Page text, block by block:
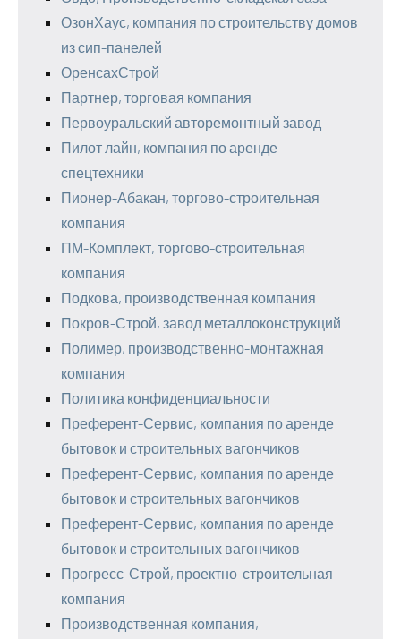
ОзонХаус, компания по строительству домов
из сип-панелей
ОренсахСтрой
Партнер, торговая компания
Первоуральский авторемонтный завод
Пилот лайн, компания по аренде
спецтехники
Пионер-Абакан, торгово-строительная
компания
ПМ-Комплект, торгово-строительная
компания
Подкова, производственная компания
Покров-Строй, завод металлоконструкций
Полимер, производственно-монтажная
компания
Политика конфиденциальности
Преферент-Сервис, компания по аренде
бытовок и строительных вагончиков
Преферент-Сервис, компания по аренде
бытовок и строительных вагончиков
Преферент-Сервис, компания по аренде
бытовок и строительных вагончиков
Прогресс-Строй, проектно-строительная
компания
Производственная компания,